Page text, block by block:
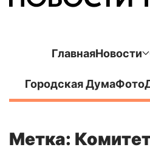
ГлавнаяНовости
Городская ДумаФото
Метка: